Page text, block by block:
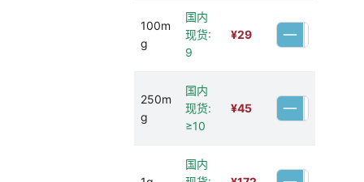
100m
g
国内
现货:
9
¥29
250m
g
国内
现货:
≥10
¥45
国内